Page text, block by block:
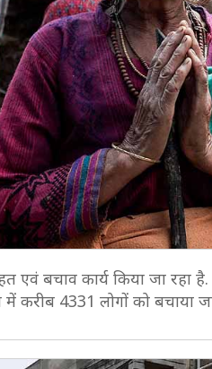
बचाव कार्य किया जा रहा है.
करीब 4331 लोगों को बचाया